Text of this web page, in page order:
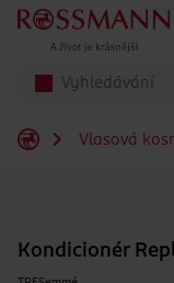
Přeskočit na hlavmní
Vlasová
Kondicionér